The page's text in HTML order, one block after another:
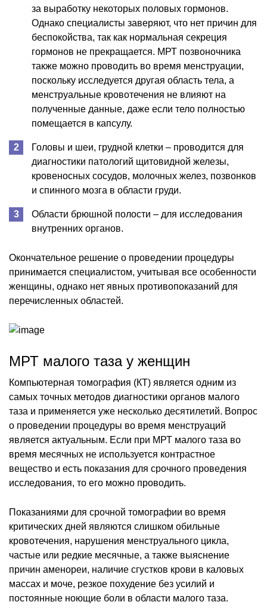
за выработку некоторых половых гормонов.
Однако специалисты заверяют, что нет причин для
беспокойства, так как нормальная секреция
гормонов не прекращается. МРТ позвоночника
также можно проводить во время менструации,
поскольку исследуется другая область тела, а
менструальные кровотечения не влияют на
полученные данные, даже если тело полностью
помещается в капсулу.
Головы и шеи, грудной клетки – проводится для
диагностики патологий щитовидной железы,
кровеносных сосудов, молочных желез, позвонков
и спинного мозга в области груди.
Области брюшной полости – для исследования
внутренних органов.
Окончательное решение о проведении процедуры
принимается специалистом, учитывая все особенности
женщины, однако нет явных противопоказаний для
перечисленных областей.
МРТ малого таза у женщин
Компьютерная томография (КТ) является одним из
самых точных методов диагностики органов малого
таза и применяется уже несколько десятилетий. Вопрос
о проведении процедуры во время менструаций
является актуальным. Если при МРТ малого таза во
время месячных не используется контрастное
вещество и есть показания для срочного проведения
исследования, то его можно проводить.
Показаниями для срочной томографии во время
критических дней являются слишком обильные
кровотечения, нарушения менструального цикла,
частые или редкие месячные, а также выяснение
причин аменореи, наличие сгустков крови в каловых
массах и моче, резкое похудение без усилий и
постоянные ноющие боли в области малого таза.